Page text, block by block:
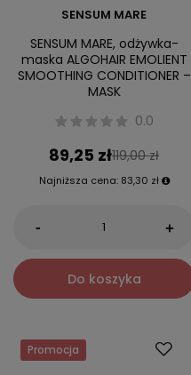
SENSUM MARE
SENSUM MARE, odżywka-
maska ALGOHAIR EMOLIENT
SMOOTHING CONDITIONER –
MASK
0.0
89,25 zł119,00 zł
Najniższa cena: 83,30 zł
- +
Do koszyka
Promocja